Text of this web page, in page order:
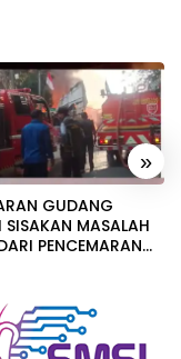
»
GUDANG
SISAKAN MASALAH
PENCEMARAN